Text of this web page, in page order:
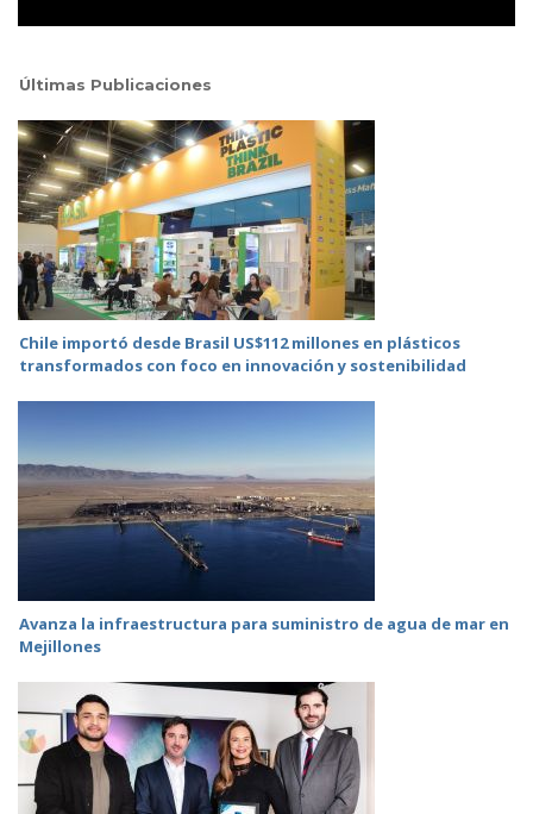
Últimas Publicaciones
Chile importó desde Brasil US$112 millones en plásticos
transformados con foco en innovación y sostenibilidad
Avanza la infraestructura para suministro de agua de mar en
Mejillones